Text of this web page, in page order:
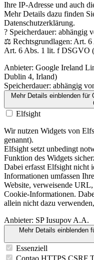
Ihre IP-Adresse und auch
Mehr Details dazu finden
Datenschutzerklärung.
? Speicherdauer: abhängig
⚖️ Rechtsgrundlagen: Art.
Art. 6 Abs. 1 lit. f DSGVO
Anbieter: Google Ireland
Dublin 4, Irland)
Speicherdauer: abhängig
Mehr Details einblendenfür
Elfsight
Wir nutzen Widgets von
genannt).
Elfsight setzt unbedingt
Funktion des Widgets
Dabei erfasst Elfsight nicht
Informationen umfassen
Website, verweisende
Cookie-Informationen.
allein nicht dazu
Anbieter: SP Iusupov A.A.
Mehr Details einblenden
Essenziell
Contao HTTPS CSRF